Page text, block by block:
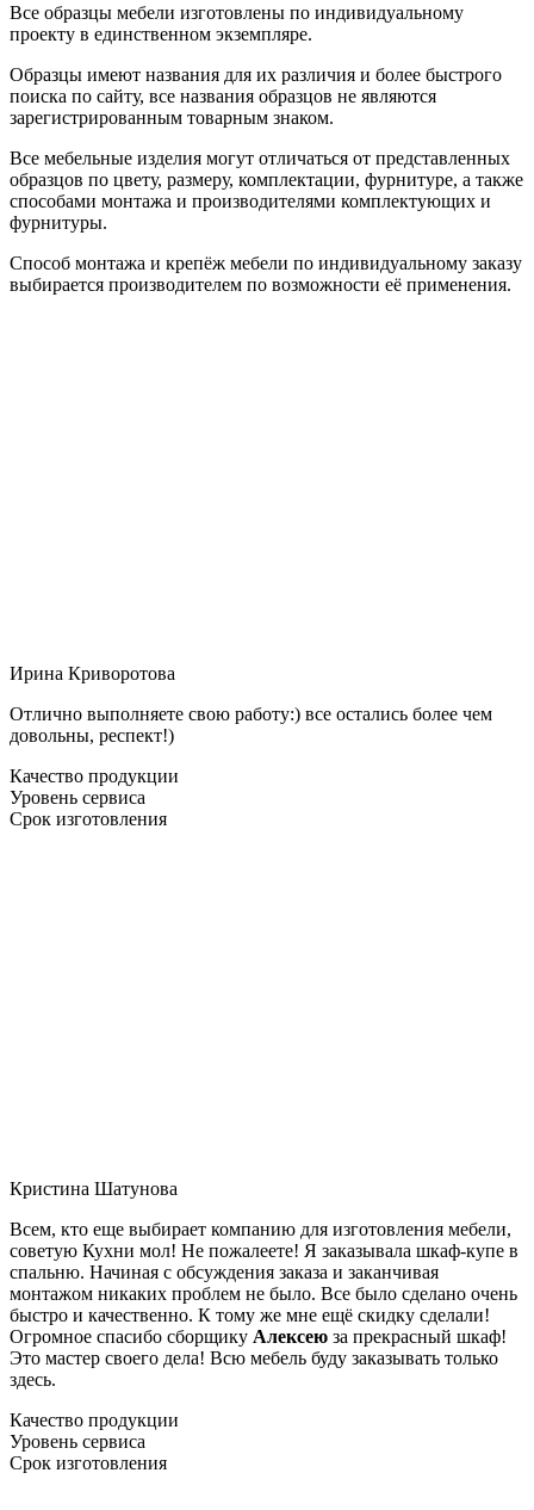
Все образцы мебели изготовлены по индивидуальному
проекту в единственном экземпляре.
Образцы имеют названия для их различия и более быстрого
поиска по сайту, все названия образцов не являются
зарегистрированным товарным знаком.
Все мебельные изделия могут отличаться от представленных
образцов по цвету, размеру, комплектации, фурнитуре, а также
способами монтажа и производителями комплектующих и
фурнитуры.
Способ монтажа и крепёж мебели по индивидуальному заказу
выбирается производителем по возможности её применения.
Ирина Криворотова
Отлично выполняете свою работу:) все остались более чем
довольны, респект!)
Качество продукции
Уровень сервиса
Срок изготовления
Кристина Шатунова
Всем, кто еще выбирает компанию для изготовления мебели,
советую Кухни мол! Не пожалеете! Я заказывала шкаф-купе в
спальню. Начиная с обсуждения заказа и заканчивая
монтажом никаких проблем не было. Все было сделано очень
быстро и качественно. К тому же мне ещё скидку сделали!
Огромное спасибо сборщику Алексею за прекрасный шкаф!
Это мастер своего дела! Всю мебель буду заказывать только
здесь.
Качество продукции
Уровень сервиса
Срок изготовления